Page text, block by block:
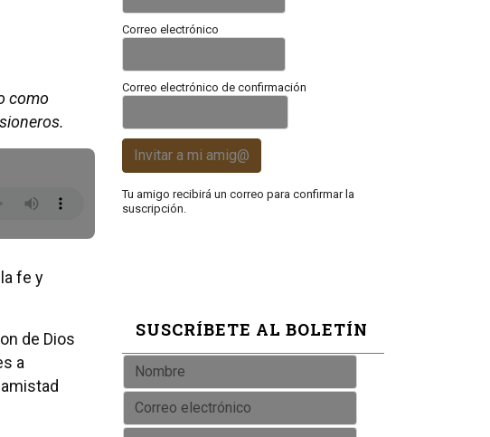
como
fe y
de Dios
a
Correo electrónico
Correo electrónico de confirmación
Invitar a mi amig@
Tu amigo recibirá un correo para confirmar la
suscripción.
SUSCRÍBETE AL BOLETÍN